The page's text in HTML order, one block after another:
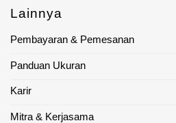
Lainnya
Pembayaran & Pemesanan
Panduan Ukuran
Karir
Mitra & Kerjasama